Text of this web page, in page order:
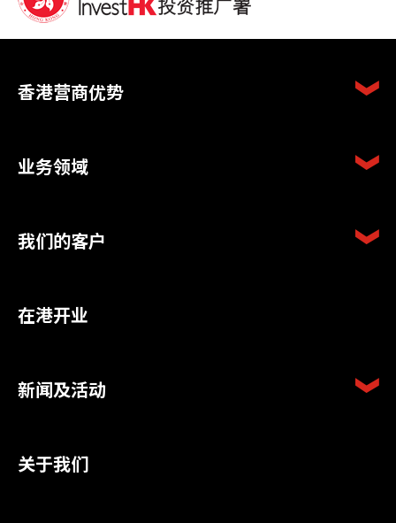
香港营商优势
业务领域
我们的客户
在港开业
新闻及活动
关于我们